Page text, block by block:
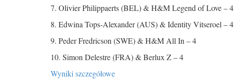
7. Olivier Philippaerts (BEL) & H&M Legend of Love– 4
8. Edwina Tops-Alexander (AUS) & Identity Vitseroel – 4
9. Peder Fredricson (SWE) & H&M All In – 4
10. Simon Delestre (FRA) & Berlux Z– 4
Wyniki szczegółowe